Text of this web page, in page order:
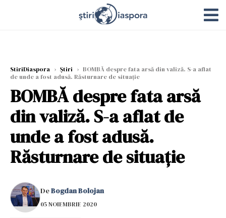
StiriDiaspora › Știri › BOMBĂ despre fata arsă din valiză. S-a aflat
de unde a fost adusă. Răsturnare de situație
BOMBĂ despre fata arsă
din valiză. S-a aflat de
unde a fost adusă.
Răsturnare de situație
DeBogdan Bolojan
05 NOIEMBRIE 2020